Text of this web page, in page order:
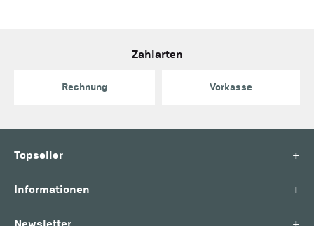
Zahlarten
Rechnung Vorkasse
Topseller +
Informationen +
Newsletter